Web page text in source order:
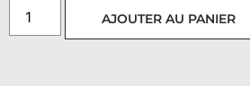
AJOUTER AU PANIER